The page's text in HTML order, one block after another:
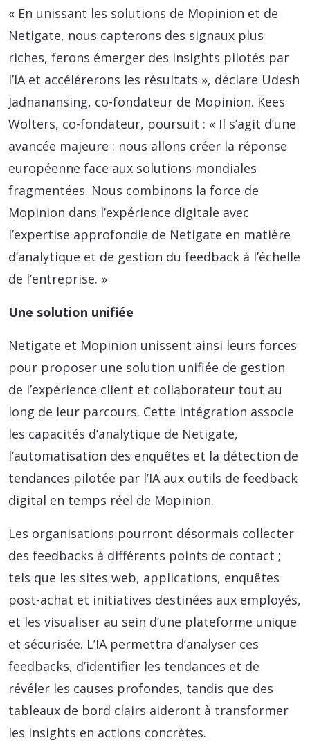
« En unissant les solutions de Mopinion et de
Netigate, nous capterons des signaux plus
riches, ferons émerger des insights pilotés par
l’IA et accélérerons les résultats », déclare Udesh
Jadnanansing, co-fondateur de Mopinion. Kees
Wolters, co-fondateur, poursuit : « Il s’agit d’une
avancée majeure : nous allons créer la réponse
européenne face aux solutions mondiales
fragmentées. Nous combinons la force de
Mopinion dans l’expérience digitale avec
l’expertise approfondie de Netigate en matière
d’analytique et de gestion du feedback à l’échelle
de l’entreprise. »
Une solution unifiée
Netigate et Mopinion unissent ainsi leurs forces
pour proposer une solution unifiée de gestion
de l’expérience client et collaborateur tout au
long de leur parcours. Cette intégration associe
les capacités d’analytique de Netigate,
l’automatisation des enquêtes et la détection de
tendances pilotée par l’IA aux outils de feedback
digital en temps réel de Mopinion.
Les organisations pourront désormais collecter
des feedbacks à différents points de contact ;
tels que les sites web, applications, enquêtes
post-achat et initiatives destinées aux employés,
et les visualiser au sein d’une plateforme unique
et sécurisée. L’IA permettra d’analyser ces
feedbacks, d’identifier les tendances et de
révéler les causes profondes, tandis que des
tableaux de bord clairs aideront à transformer
les insights en actions concrètes.